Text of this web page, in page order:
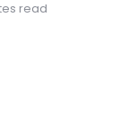
read